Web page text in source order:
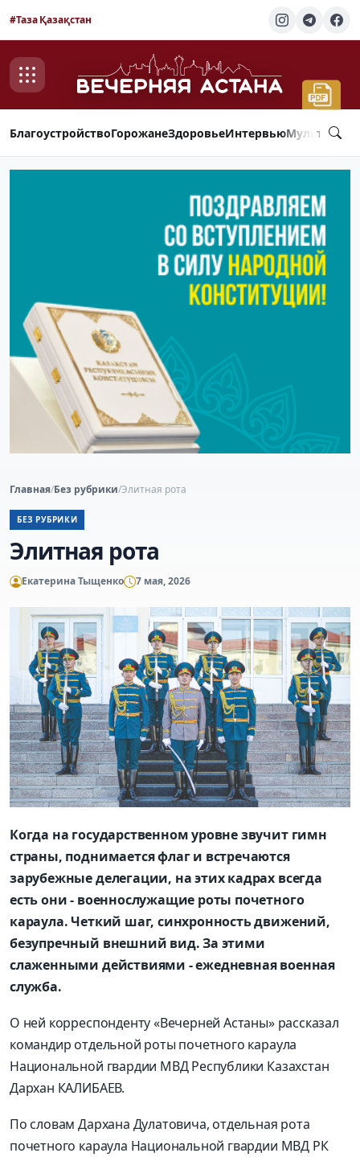
#Таза Қазақстан
БлагоустройствоГорожанеЗдоровьеИнтервью
Главная/Без рубрики/Элитная рота
БЕЗ РУБРИКИ
Элитная рота
Екатерина Тыщенко 7 мая, 2026
Когда на государственном уровне звучит гимн
страны, поднимается флаг и встречаются
зарубежные делегации, на этих кадрах всегда
есть они - военнослужащие роты почетного
караула. Четкий шаг, синхронность движений,
безупречный внешний вид. За этими
слаженными действиями - ежедневная военная
служба.
О ней корреспонденту «Вечерней Астаны» рассказал
командир отдельной роты почетного караула
Национальной гвардии МВД Республики Казахстан
Дархан КАЛИБАЕВ.
По словам Дархана Дулатовича, отдельная рота
почетного караула Нацио­нальной гвардии МВД РК